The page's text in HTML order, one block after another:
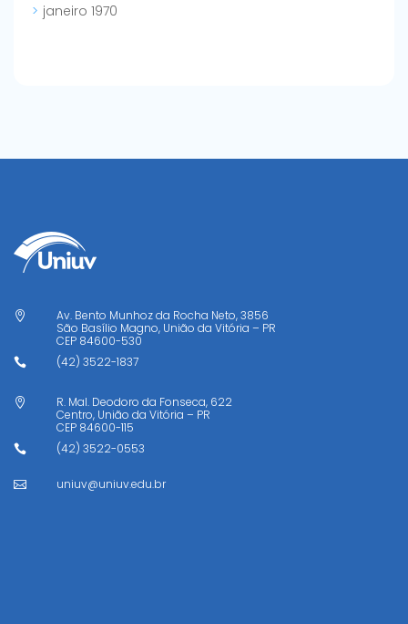
janeiro 1970

Av. Bento Munhoz da Rocha Neto, 3856
São Basílio Magno, União da Vitória – PR
CEP 84600-530
 (42) 3522-1837

R. Mal. Deodoro da Fonseca, 622
Centro, União da Vitória – PR
CEP 84600-115
 (42) 3522-0553
 uniuv@uniuv.edu.br